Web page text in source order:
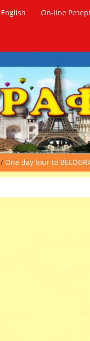
English On-line
/ One day tour to